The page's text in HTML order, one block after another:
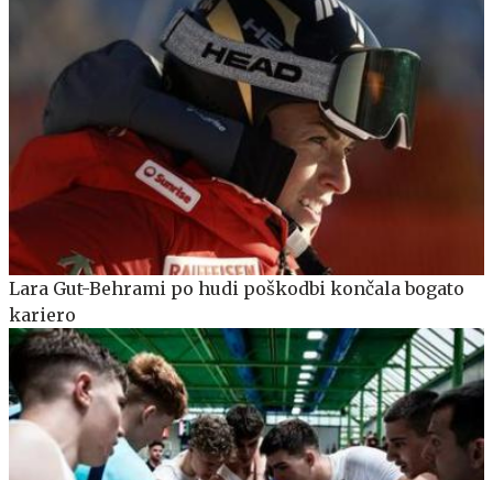
Lara Gut-Behrami po hudi poškodbi končala bogato
kariero